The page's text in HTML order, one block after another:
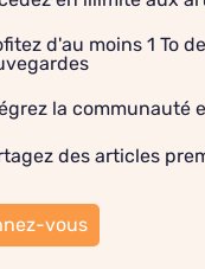
d'au moins 1 To
la communauté
des articles
vous